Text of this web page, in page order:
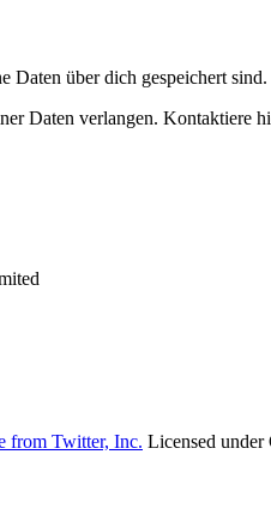
Daten über dich gespeichert sind.
Daten verlangen. Kontaktiere
from Twitter, Inc. Licensed